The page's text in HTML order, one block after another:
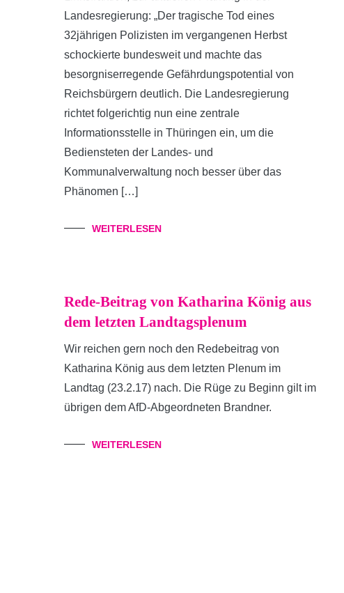
Landesregierung: „Der tragische Tod eines
32jährigen Polizisten im vergangenen Herbst
schockierte bundesweit und machte das
besorgniserregende Gefährdungspotential von
Reichsbürgern deutlich. Die Landesregierung
richtet folgerichtig nun eine zentrale
Informationsstelle in Thüringen ein, um die
Bediensteten der Landes- und
Kommunalverwaltung noch besser über das
Phänomen […]
WEITERLESEN
Rede-Beitrag von Katharina König aus
dem letzten Landtagsplenum
Wir reichen gern noch den Redebeitrag von
Katharina König aus dem letzten Plenum im
Landtag (23.2.17) nach. Die Rüge zu Beginn gilt im
übrigen dem AfD-Abgeordneten Brandner.
WEITERLESEN